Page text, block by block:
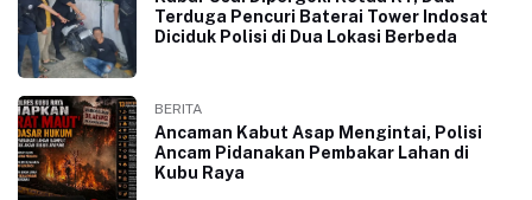
Terduga Pencuri Baterai Tower Indosat
Diciduk Polisi di Dua Lokasi Berbeda
BERITA
Ancaman Kabut Asap Mengintai, Polisi
Ancam Pidanakan Pembakar Lahan di
Kubu Raya